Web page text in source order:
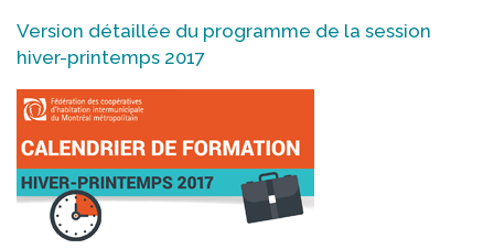
Version détaillée du programme de la session
hiver-printemps 2017